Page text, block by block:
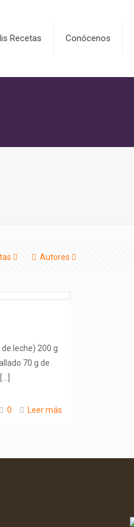
Recetas Conócenos
Autores
de leche) 200 g
70 g de
0 Leer más